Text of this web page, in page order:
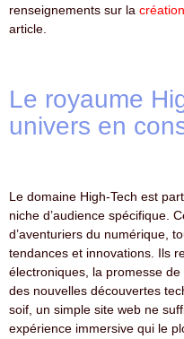
renseignements sur la
article.
Le royaume
univers en
Le domaine High-Tech est
niche d’audience spécifique.
d’aventuriers du numérique,
tendances et innovations. Ils
électroniques, la promesse de
des nouvelles découvertes
soif, un simple site web ne
expérience immersive qui le